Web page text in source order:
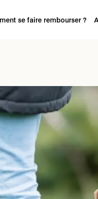
se faire rembourser ?